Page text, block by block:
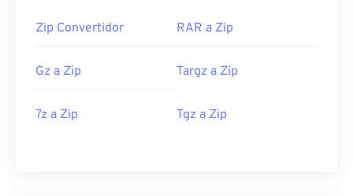
Zip Convertidor RAR a Zip
Gz a Zip Targz a Zip
7z a Zip Tgz a Zip